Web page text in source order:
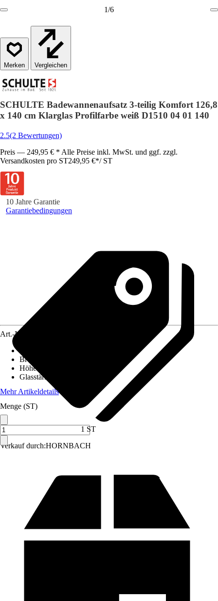
1/6
Vergleichen
SCHULTE Badewannenaufsatz 3-teilig Komfort 126,8
x 140 cm Klarglas Profilfarbe weiß D1510 04 01 140
2.5(2 Bewertungen)
Preis — 249,95 € * Alle Preise inkl. MwSt. und ggf. zzgl.
Versandkosten pro ST249,95 €*/ ST
10 Jahre Garantie
Garantiebedingungen
Verkauf durch:HORNBACH
Art.-Nr.
Breite
Höhe
Glasstärke
Mehr Artikeldetails
Menge (ST)
1 ST